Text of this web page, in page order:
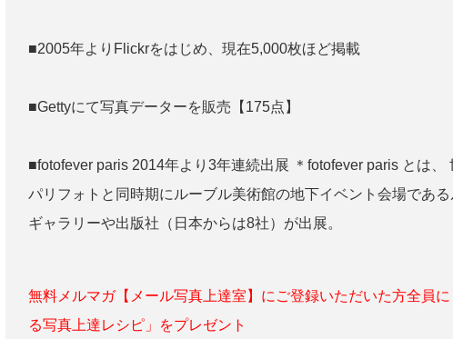
■2005年よりFlickrをはじめ、現在5,000枚ほど掲載
■Gettyにて写真データーを販売【175点】
■fotofever paris 2014年より3年連続出展 ＊fotofever paris とは
パリフォトと同時期にルーブル美術館の地下イベント会場であ
ギャラリーや出版社（日本からは8社）が出展。
無料メルマガ【メール写真上達室】にご登録いただいた方全員
る写真上達レシピ」をプレゼント